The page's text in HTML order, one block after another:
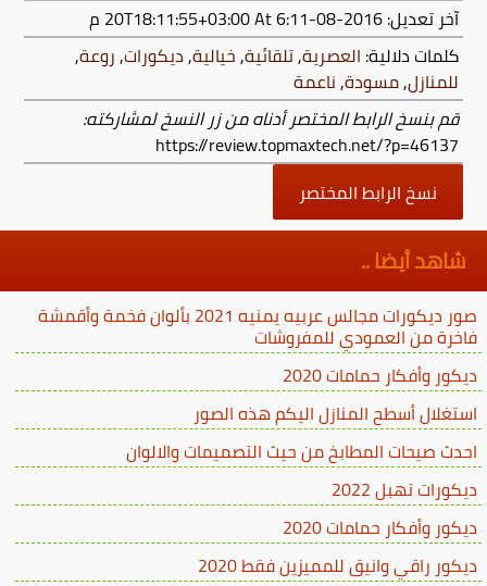
آخر تعديل:2016-08-20T18:11:55+03:00
At 6:11 م
كلمات دلالية: العصرية,تلقائية,خيالية,ديكورات,روعة,
للمنازل,مسودة,ناعمة
قم بنسخ الرابط المختصر أدناه من زر النسخ لمشاركته:
https://review.topmaxtech.net/?p=46137
نسخ الرابط المختصر
شاهد أيضا ..
صور ديكورات مجالس عربيه يمنيه 2021 بألوان فخمة وأقمشة
فاخرة من العمودي للمفروشات
ديكور وأفكار حمامات 2020
استغلال أسطح المنازل اليكم هذه الصور
احدث صيحات المطابخ من حيث التصميمات والالوان
ديكورات تهبل 2022
ديكور وأفكار حمامات 2020
ديكور راقي وانيق للمميزين فقط 2020